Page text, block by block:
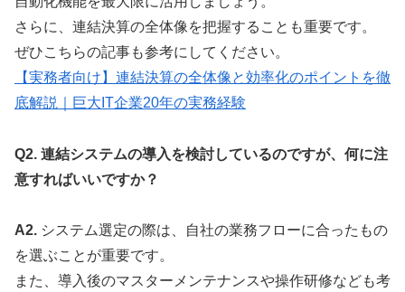
さらに、連結決算の全体像を把握することも重要です。
ぜひこちらの記事も参考にしてください。
【実務者向け】連結決算の全体像と効率化のポイントを徹
底解説｜巨大IT企業20年の実務経験
Q2. 連結システムの導入を検討しているのですが、何に注
意すればいいですか？
A2. システム選定の際は、自社の業務フローに合ったもの
を選ぶことが重要です。
また、導入後のマスターメンテナンスや操作研修なども考